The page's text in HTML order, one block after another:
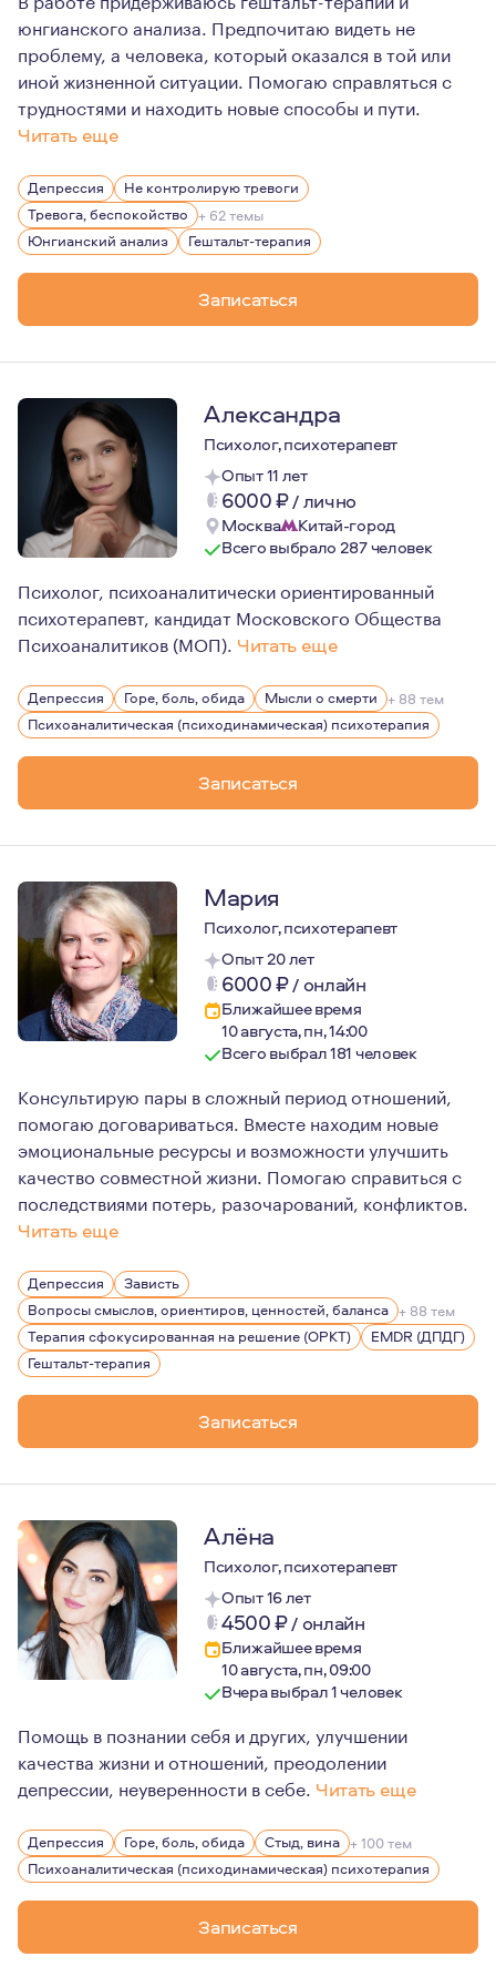
юнгианского анализа. Предпочитаю видеть не
проблему, а человека, который оказался в той или
иной жизненной ситуации. Помогаю справляться с
трудностями и находить новые способы и пути.
Читать еще
Психология и психотерапия для меня - это
Депрессия
Не контролирую тревоги
Тревога, беспокойство + 62 темы
Юнгианский анализ
Гештальт-терапия
Записаться
Александра
Психолог, психотерапевт
Опыт 11 лет
6000₽/лично
Москва
Китай-город
Всего выбрало 287 человек
Психолог, психоаналитически ориентированный
психотерапевт, кандидат Московского Общества
Психоаналитиков (МОП). Читать еще
Я участвую в регулярных семинарах французских и
Регулярно прохожу супервизии (индивидуальные и
Есть научные публикации (в соавторстве).
Также мной была переведена книга американского
Депрессия Горе, боль, обида Мысли о смерти + 88 тем
Психоаналитическая (психодинамическая) психотерапия
Записаться
Мария
Психолог, психотерапевт
Опыт 20 лет
6000₽/ онлайн
Ближайшее время
10 августа, пн, 14:00
Всего выбрал 181 человек
Консультирую пары в сложный период отношений,
помогаю договариваться. Вместе находим новые
эмоциональные ресурсы и возможности улучшить
качество совместной жизни. Помогаю справиться с
последствиями потерь, разочарований, конфликтов.
Читать еще
При работе с парами и в индивидуальной работе я
И, конечно, я убеждена, что длительная терапия,
Вот уже почти 20 лет я сосредоточена на
Депрессия
Зависть
Вопросы смыслов, ориентиров, ценностей, баланса + 88 тем
Терапия сфокусированная на решение (ОРКТ)
EMDR (ДПДГ)
Гештальт-терапия
Записаться
Алёна
Психолог, психотерапевт
Опыт 16 лет
4500₽/ онлайн
Ближайшее время
10 августа, пн, 09:00
Вчера выбрал 1 человек
Помощь в познании себя и других, улучшении
качества жизни и отношений, преодолении
депрессии, неуверенности в себе. Читать еще
Психолог высшей квалификационной категории.
Профессиональный стаж – 11 лет.
«С судьбой нельзя не считаться, мы не можем просто
Депрессия Горе, боль, обида Стыд, вина + 100 тем
Психоаналитическая (психодинамическая) психотерапия
Записаться